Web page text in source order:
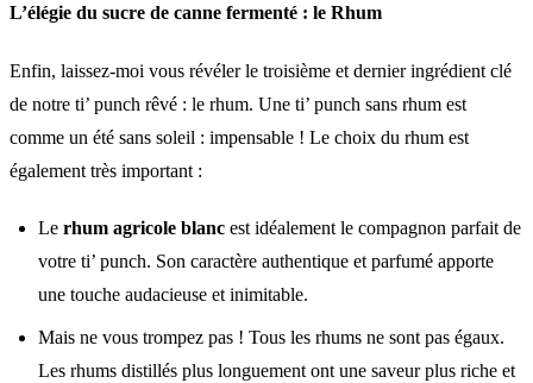
L’élégie du sucre de canne fermenté : le Rhum
Enfin, laissez-moi vous révéler le troisième et dernier ingrédient clé
de notre ti’ punch rêvé : le rhum. Une ti’ punch sans rhum est
comme un été sans soleil : impensable ! Le choix du rhum est
également très important :
Le rhum agricole blanc est idéalement le compagnon parfait de
votre ti’ punch. Son caractère authentique et parfumé apporte
une touche audacieuse et inimitable.
Mais ne vous trompez pas ! Tous les rhums ne sont pas égaux.
Les rhums distillés plus longuement ont une saveur plus riche et